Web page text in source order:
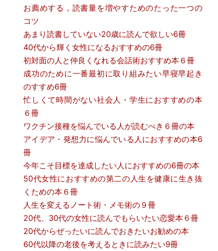
お薦めする，読書量を増やすためのたった一つの
コツ
あまり読書していない20歳に読んで欲しい6冊
40代から輝く女性になるおすすめの6冊
初対面の人と仲良くなれる会話術おすすめ本６冊
成功のために一番最初に取り組みたい早寝早起き
のすすめ6冊
忙しくて時間がない社会人・学生におすすめの本
６冊
ワクチン接種を悩んでいる人が読むべき６冊の本
アイデア・発想力に悩んでいる人におすすめの本6
冊
今年こそ目標を達成したい人におすすめの6冊の本
50代女性におすすめの第二の人生を健康に生き抜
くための本６冊
人生を変えるノート術・メモ術の９冊
20代、30代の女性に読んでもらいたい恋愛本６冊
20代からぜったいに読んでおきたいお勧めの本
60代以降の老後を考えるときに読みたい9冊